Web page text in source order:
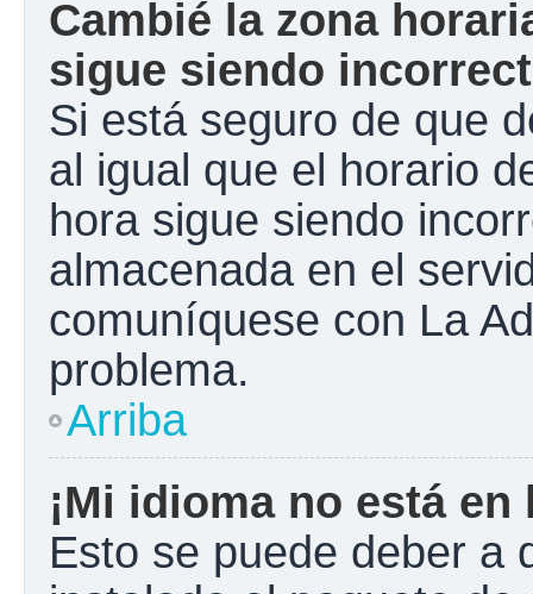
Cambié la zona
sigue siendo
Si está seguro de que
al igual que el horario
hora sigue siendo
almacenada en el
comuníquese con La
problema.
Arriba
¡Mi idioma no está
Esto se puede deber a